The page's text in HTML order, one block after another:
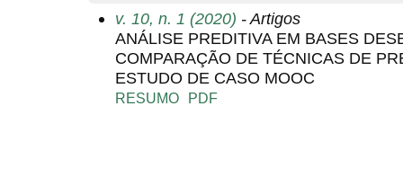
v. 10, n. 1 (2020) - Artigos
ANÁLISE PREDITIVA EM BASES
COMPARAÇÃO DE TÉCNICAS DE
ESTUDO DE CASO MOOC
RESUMO PDF